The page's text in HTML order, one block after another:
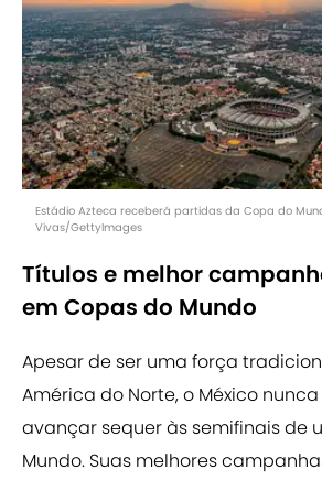
Estádio Azteca receberá partidas da Copa do
Vivas/GettyImages
Títulos e melhor
em Copas do Mundo
Apesar de ser uma força
América do Norte, o México
avançar sequer às semifinaisde
Mundo. Suas melhores